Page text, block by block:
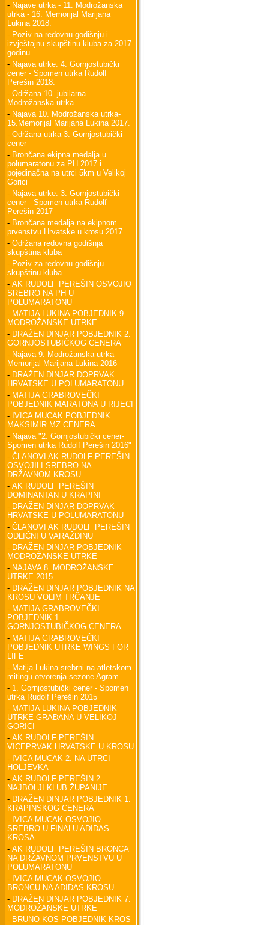
- Najave utrka - 11. Modrožanska
utrka - 16. Memorijal Marijana
Lukina 2018.
- Poziv na redovnu godišnju i
izvještajnu skupštinu kluba za 2017.
godinu
- Najava utrke: 4. Gornjostubički
cener - Spomen utrka Rudolf
Perešin 2018.
- Održana 10. jubilarna
Modrožanska utrka
- Najava 10. Modrožanska utrka-
15.Memorijal Marijana Lukina 2017.
- Održana utrka 3. Gornjostubički
cener
- Brončana ekipna medalja u
polumaratonu za PH 2017 i
pojedinačna na utrci 5km u Velikoj
Gorici
- Najava utrke: 3. Gornjostubički
cener - Spomen utrka Rudolf
Perešin 2017
- Brončana medalja na ekipnom
prvenstvu Hrvatske u krosu 2017
- Održana redovna godišnja
skupština kluba
- Poziv za redovnu godišnju
skupštinu kluba
- AK RUDOLF PEREŠIN OSVOJIO
SREBRO NA PH U
POLUMARATONU
- MATIJA LUKINA POBJEDNIK 9.
MODROŽANSKE UTRKE
- DRAŽEN DINJAR POBJEDNIK 2.
GORNJOSTUBIČKOG CENERA
- Najava 9. Modrožanska utrka-
Memorijal Marijana Lukina 2016
- DRAŽEN DINJAR DOPRVAK
HRVATSKE U POLUMARATONU
- MATIJA GRABROVEČKI
POBJEDNIK MARATONA U RIJECI
- IVICA MUCAK POBJEDNIK
MAKSIMIR MZ CENERA
- Najava "2. Gornjostubički cener-
Spomen utrka Rudolf Perešin 2016"
- ČLANOVI AK RUDOLF PEREŠIN
OSVOJILI SREBRO NA
DRŽAVNOM KROSU
- AK RUDOLF PEREŠIN
DOMINANTAN U KRAPINI
- DRAŽEN DINJAR DOPRVAK
HRVATSKE U POLUMARATONU
- ČLANOVI AK RUDOLF PEREŠIN
ODLIČNI U VARAŽDINU
- DRAŽEN DINJAR POBJEDNIK
MODROŽANSKE UTRKE
- NAJAVA 8. MODROŽANSKE
UTRKE 2015
- DRAŽEN DINJAR POBJEDNIK NA
KROSU VOLIM TRČANJE
- MATIJA GRABROVEČKI
POBJEDNIK 1.
GORNJOSTUBIČKOG CENERA
- MATIJA GRABROVEČKI
POBJEDNIK UTRKE WINGS FOR
LIFE
- Matija Lukina srebrni na atletskom
mitingu otvorenja sezone Agram
- 1. Gornjostubički cener - Spomen
utrka Rudolf Perešin 2015
- MATIJA LUKINA POBJEDNIK
UTRKE GRAĐANA U VELIKOJ
GORICI
- AK RUDOLF PEREŠIN
VICEPRVAK HRVATSKE U KROSU
- IVICA MUCAK 2. NA UTRCI
HOLJEVKA
- AK RUDOLF PEREŠIN 2.
NAJBOLJI KLUB ŽUPANIJE
- DRAŽEN DINJAR POBJEDNIK 1.
KRAPINSKOG CENERA
- IVICA MUCAK OSVOJIO
SREBRO U FINALU ADIDAS
KROSA
- AK RUDOLF PEREŠIN BRONCA
NA DRŽAVNOM PRVENSTVU U
POLUMARATONU
- IVICA MUCAK OSVOJIO
BRONCU NA ADIDAS KROSU
- DRAŽEN DINJAR POBJEDNIK 7.
MODROŽANSKE UTRKE
- BRUNO KOS POBJEDNIK KROS